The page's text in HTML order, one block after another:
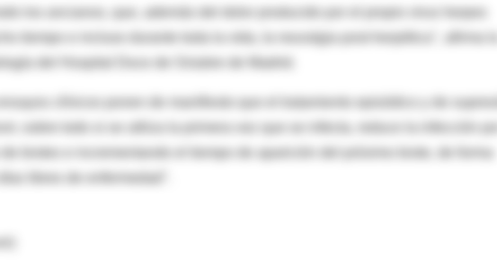
tiempo e incluso durante toda la vida, la neuralgia post-herpética", afirma la
del Hospital Doce de Octubre de Madrid.
clínicos ponen de manifiesto que el tratamiento episódico y de
sobre todo si se utiliza la primera vez que se infecta, reduce la infección por
brotes e incrementando el tiempo de aparición del próximo brote, de forma